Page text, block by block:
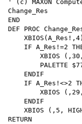
' (c) MAXON
Change_Res
END
DEF PROC
    XBIOS(A_Res!,4)
IF A_Res!=2
XBIOS
PALETTE
    ENDIF
IF A_Res!<>2
XBIOS
    ENDIF
XBIOS (,5,